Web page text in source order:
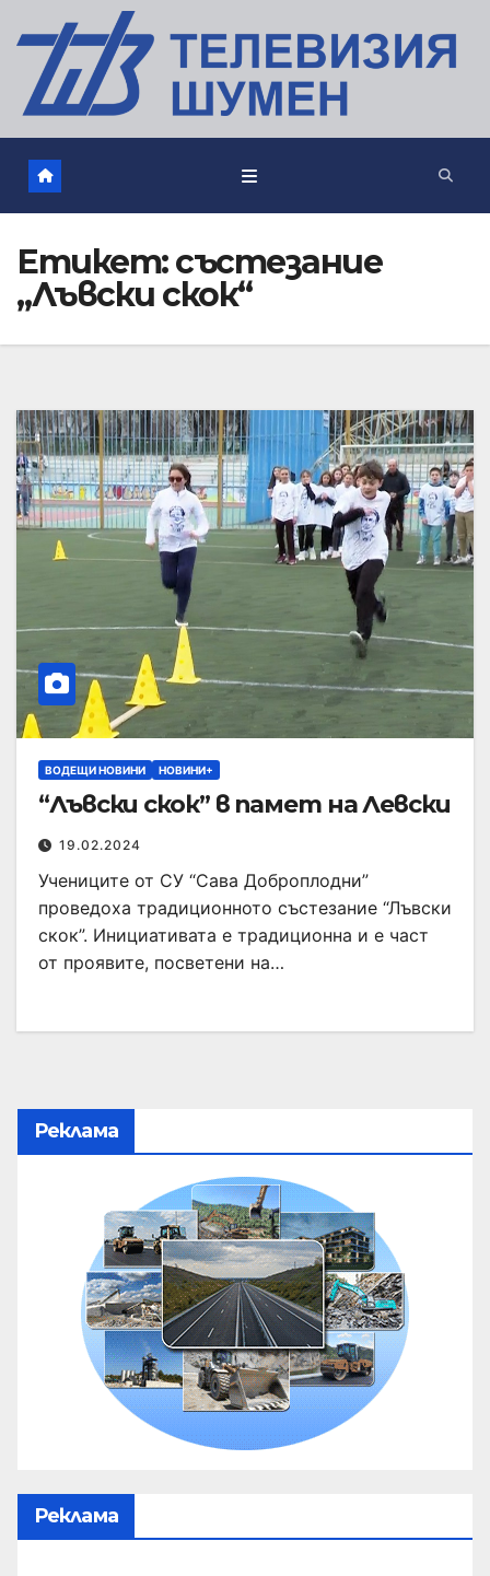
Етикет:състезание
„Лъвски скок“
ВОДЕЩИ НОВИНИ НОВИНИ+
“Лъвски скок” в памет на Левски
19.02.2024
Учениците от СУ “Сава Доброплодни”
проведоха традиционното състезание “Лъвски
скок”. Инициативата е традиционна и е част
от проявите, посветени на…
Реклама
Реклама